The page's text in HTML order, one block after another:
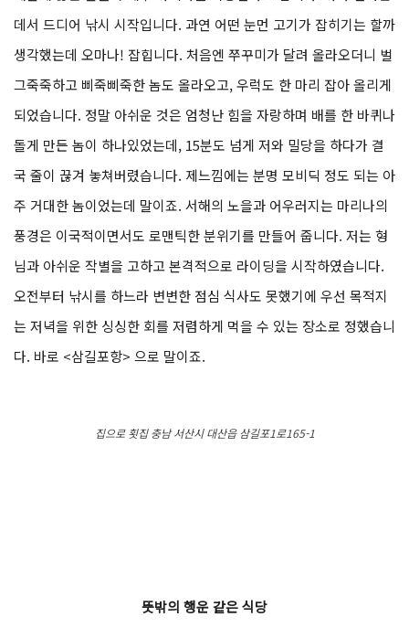
데서 드디어 낚시 시작입니다. 과연 어떤 눈먼 고기가 잡히기는 할까
생각했는데 오마나! 잡힙니다. 처음엔 쭈꾸미가 달려 올라오더니 벌
그죽죽하고 삐죽삐죽한 놈도 올라오고, 우럭도 한 마리 잡아 올리게
되었습니다. 정말 아쉬운 것은 엄청난 힘을 자랑하며 배를 한 바퀴나
돌게 만든 놈이 하나있었는데, 15분도 넘게 저와 밀당을 하다가 결
국 줄이 끊겨 놓쳐버렸습니다. 제느낌에는 분명 모비딕 정도 되는 아
주 거대한 놈이었는데 말이죠. 서해의 노을과 어우러지는 마리나의
풍경은 이국적이면서도 로맨틱한 분위기를 만들어 줍니다. 저는 형
님과 아쉬운 작별을 고하고 본격적으로 라이딩을 시작하였습니다.
오전부터 낚시를 하느라 변변한 점심 식사도 못했기에 우선 목적지
는 저녁을 위한 싱싱한 회를 저렴하게 먹을 수 있는 장소로 정했습니
다. 바로 <삼길포항> 으로 말이죠.
집으로 횟집 충남 서산시 대산읍 삼길포1로165-1
뜻밖의 행운 같은 식당